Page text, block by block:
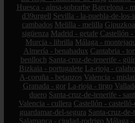
Huesca - aínsa-sobrarbe Barcelona -
d39urgell Sevilla - la-puebla-de-los-
cambados Melilla - melilla
sigüenza Madrid - getafe Castellón -
Murcia - librilla Málaga -
Almería - benahadux Cantabria -
benlloch Santa-cruz-de-tenerife -
Bizkaia - portugalete La-rioja -
A-coruña - betanzos Valencia -
Granada - gor La-rioja - tirgo
duero Santa-cruz-de-tenerife -
Valencia - cullera Castellón -
guardamar-del-segura Santa-cruz-
Salamanca - ciudad-rodrigo Málaga -